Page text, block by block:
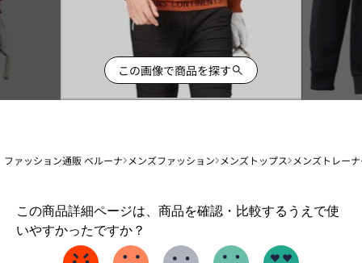
この画像で商品を探す
ファッション通販 ベルーナ メンズファッション メンズトップス メンズトレー
この商品詳細ページは、商品を確認・比較するうえで使
いやすかったですか？
1
か